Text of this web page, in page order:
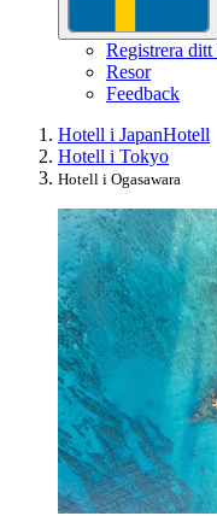
Registrera ditt
Resor
Feedback
Hotell i JapanHotell
Hotell i Tokyo
Hotell i Ogasawara